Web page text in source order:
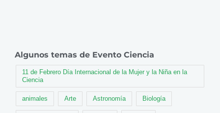
Algunos temas de Evento Ciencia
11 de Febrero Día Internacional de la Mujer y la Niña en la
Ciencia
animales Arte Astronomía Biología